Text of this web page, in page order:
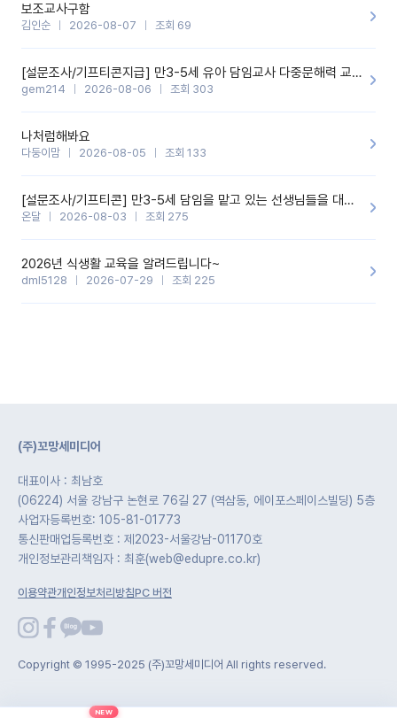
보조교사구함
김인순 2026-08-07 조회 69
[설문조사/기프티콘지급] 만3-5세 유아 담임교사 다중문해력 교육 증진을 위한 설문조사
gem214 2026-08-06 조회 303
나처럼해봐요
다둥이맘 2026-08-05 조회 133
[설문조사/기프티콘] 만3-5세 담임을 맡고 있는 선생님들을 대상으로 설문조사를 합니다!
온달 2026-08-03 조회 275
2026년 식생활 교육을 알려드립니다~
dml5128 2026-07-29 조회 225
(주)꼬망세미디어
대표이사 : 최남호
(06224) 서울 강남구 논현로 76길 27 (역삼동, 에이포스페이스빌딩) 5층
사업자등록번호: 105-81-01773
통신판매업등록번호 : 제2023-서울강남-01170호
개인정보관리책임자 : 최훈(web@edupre.co.kr)
이용약관개인정보처리방침PC 버전
Copyright © 1995-2025 (주)꼬망세미디어 All rights reserved.
NEW